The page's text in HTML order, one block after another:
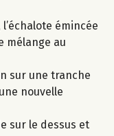
émincée
mélange au
sur une tranche
nouvelle
sur le dessus et